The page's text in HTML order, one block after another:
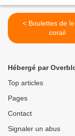
< Boulettes de lentilles
corail
Hébergé par
Top articles
Pages
Contact
Signaler un abus